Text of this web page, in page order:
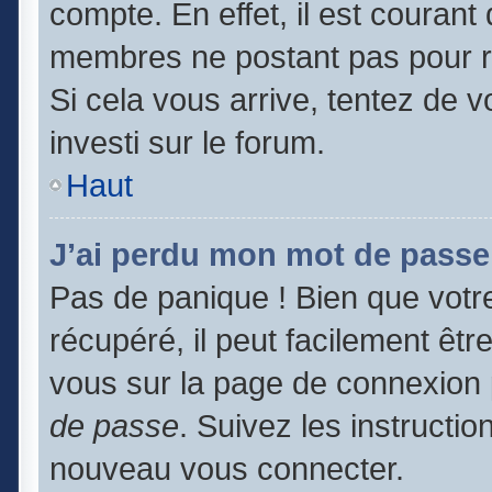
compte. En effet, il est
membres ne postant pas pour
Si cela vous arrive, tentez de
investi sur le forum.
Haut
J’ai perdu mon mot de
Pas de panique ! Bien que
récupéré, il peut facilement
vous sur la page de
de passe. Suivez les
nouveau vous connecter.